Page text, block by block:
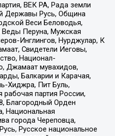
ВЕК РА, Рада земли
Державы Русь, Община
Веси Беловодья,
Перуна, Мужская
Инглингов, Нурджулар, К
Свидетели Иеговы,
Национал-
Джамаат мувахидов,
Балкарии и Карачая,
Хиджра, Пит Буль,
рабочая партия России,
Благородный Орден
Национальная
города Череповца,
Русское национальное